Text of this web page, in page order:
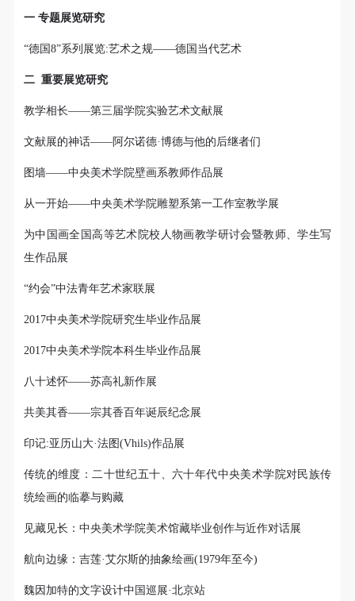
一 专题展览研究
“德国8”系列展览:艺术之规——德国当代艺术
二 重要展览研究
教学相长——第三届学院实验艺术文献展
文献展的神话——阿尔诺德·博德与他的后继者们
图墙——中央美术学院壁画系教师作品展
从一开始——中央美术学院雕塑系第一工作室教学展
为中国画全国高等艺术院校人物画教学研讨会暨教师、学生写
生作品展
“约会”中法青年艺术家联展
2017中央美术学院研究生毕业作品展
2017中央美术学院本科生毕业作品展
八十述怀——苏高礼新作展
共美其香——宗其香百年诞辰纪念展
印记:亚历山大·法图(Vhils)作品展
传统的维度：二十世纪五十、六十年代中央美术学院对民族传
统绘画的临摹与购藏
见藏见长：中央美术学院美术馆藏毕业创作与近作对话展
航向边缘：吉莲·艾尔斯的抽象绘画(1979年至今)
魏因加特的文字设计中国巡展·北京站
上最重要的文明古迹，它将中国长城的雄伟、泰姬陵
的细致繁复和金字塔的对称之美全部完美的融为一
体。唯有置身于吴哥王城，在“高棉微笑”的注视下，
详。仿佛瞬间被抽离出这世间之外，画面被定格静止
了一般，转过身即是微笑。 版权归作者所有，任何形
费口舌去解释每一处寺院的由来和历史，每一个来到
这里的人，多数都会花上个三五日去感受吴哥雄伟壮
观的寺院建筑群。 这里捡几个重要而美的分享。